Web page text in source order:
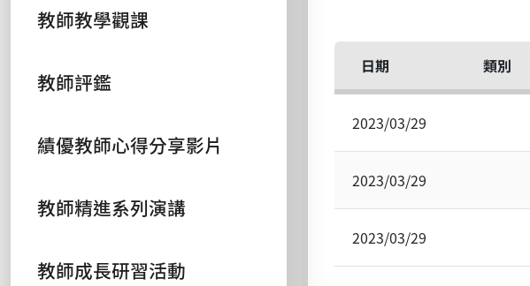
教師教學觀課
教師評鑑
績優教師心得分享影片
教師精進系列演講
教師成長研習活動
日期 類別
2023/03/29
2023/03/29
2023/03/29